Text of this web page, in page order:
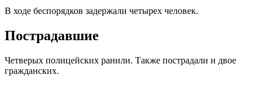
В ходе беспорядков задержали четырех человек.
Пострадавшие
Четверых полицейских ранили. Также пострадали и двое
гражданских.